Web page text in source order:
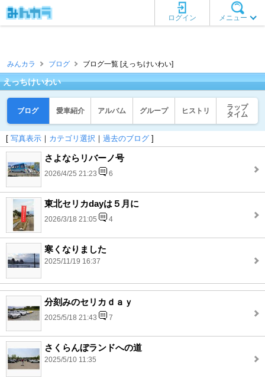
メニュー
ログイン
みんカラ ブログ ブログ一覧 [えっちけいわい]
えっちけいわい
ブログ 愛車紹介 アルバム グループ ヒストリ
ラップ
タイム
[ 写真表示 ｜ カテゴリ選択 ｜ 過去のブログ ]
さよならリバーノ号
2026/4/25 21:23 6
東北セリカdayは５月に
2026/3/18 21:05 4
寒くなりました
2025/11/19 16:37
分刻みのセリカｄａｙ
2025/5/18 21:43 7
さくらんぼランドへの道
2025/5/10 11:35